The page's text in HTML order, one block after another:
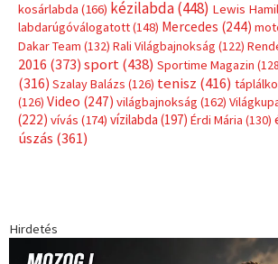
Címkék
(181)Jégkorong(148)kajakkenu(138)karate
kosárlabda(166) Lewis